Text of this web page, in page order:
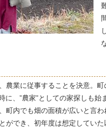
農業に従事することを決意。
、”農家”としての家探しも始
内でも畑の面積が広いと言わ
ができ、初年度は想定してい